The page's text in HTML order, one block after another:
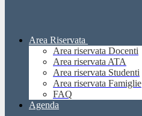
Area Riservata
Area riservata Docenti
Area riservata ATA
Area riservata Studenti
Area riservata Famiglie
FAQ
Agenda